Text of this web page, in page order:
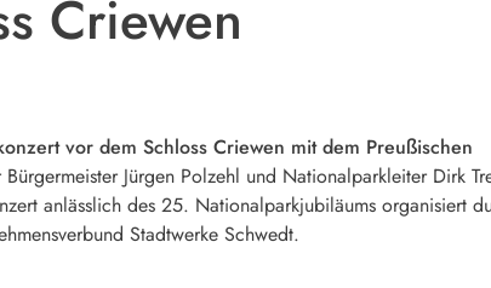
Criewen
vor dem Schloss Criewen mit dem Preußischen
Jürgen Polzehl und Nationalparkleiter Dirk
anlässlich des 25. Nationalparkjubiläums organisiert
Stadtwerke Schwedt.